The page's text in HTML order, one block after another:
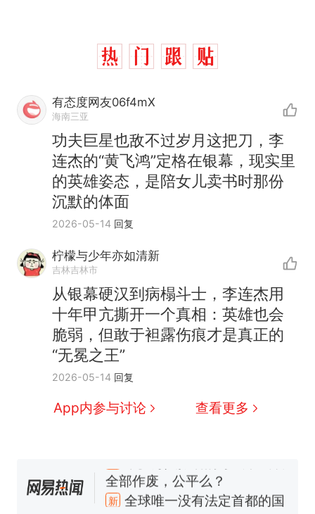
有态度网友06f4mX
海南三亚
功夫巨星也敌不过岁月这把刀，李
连杰的“黄飞鸿”定格在银幕，现实里
的英雄姿态，是陪女儿卖书时那份
沉默的体面
2026-05-14 回复
柠檬与少年亦如清新
吉林吉林市
从银幕硬汉到病榻斗士，李连杰用
十年甲亢撕开一个真相：英雄也会
脆弱，但敢于袒露伤痕才是真正的
“无冕之王”
2026-05-14 回复
App内参与讨论 查看更多
新 全球唯一没有法定首都的国
家，刚改国名，总统就邀请中